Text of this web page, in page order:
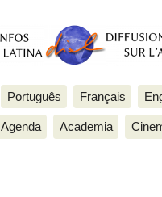
Português Français
Agenda Academia